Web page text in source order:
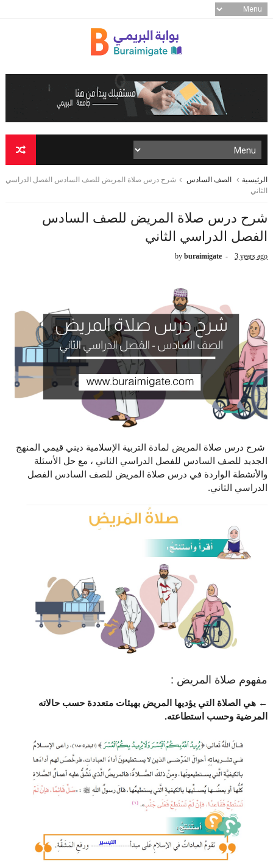
الرئيسية الصف السادس
شرح درس صلاة المريض للصف السادس الفصل الدراسي
الثاني
شرح درس صلاة المريض للصف السادس
الفصل الدراسي الثاني
byburaimigate 3 years ago
شرح درس صلاة المريض لمادة التربية الإسلامية ديني قيمي المنهج
الجديد للصف السادس للفصل الدراسي الثاني ، مع حل الأسئلة
والأنشطة الواردة في درس صلاة المريض للصف السادس الفصل
الدراسي الثاني.
مفهوم صلاة المريض :
← هي الصلاة التي يؤديها المريض بهيئات متعددة حسب حالاته
المرضية وحسب استطاعته.